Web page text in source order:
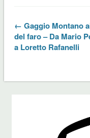
← Gaggio Montano
del faro – Da Mario
a Loretto Rafanelli